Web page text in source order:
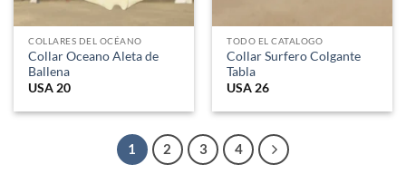
COLLARES DEL OCÉANO
Collar Oceano Aleta de
Ballena
USA20
TODO EL CATALOGO
Collar Surfero Colgante
Tabla
USA26
1 2 3 4